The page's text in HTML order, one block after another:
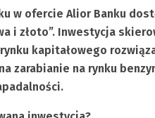
w ofercie Alior Banku
i złoto”. Inwestycja
kapitałowego
zarabianie na rynku